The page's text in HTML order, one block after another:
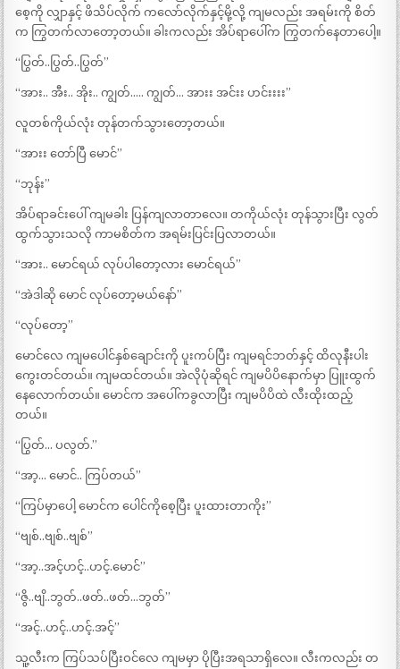
စေ့ကို လျှာနှင့် ဖိသိပ်လိုက် ကလော်လိုက်နှင့်မို့လို့ ကျမလည်း အရမ်းကို စိတ်
က ကြွတက်လာတော့တယ်။ ခါးကလည်း အိပ်ရာပေါ်က ကြွတက်နေတာပေါ့။
“ပြွတ်..ပြွတ်..ပြွတ်”
“အား.. အီး.. အိုး.. ကျွတ်….. ကျွတ်… အားး အင်းး ဟင်းးးး”
လူတစ်ကိုယ်လုံး တုန်တက်သွားတော့တယ်။
“အားး တော်ပြီ မောင်”
“ဘုန်း”
အိပ်ရာခင်းပေါ် ကျမခါး ပြန်ကျလာတာလေ။ တကိုယ်လုံး တုန်သွားပြီး လွတ်
ထွက်သွားသလို ကာမစိတ်က အရမ်းပြင်းပြလာတယ်။
“အား.. မောင်ရယ် လုပ်ပါတော့လား မောင်ရယ်”
“အဲဒါဆို မောင် လုပ်တော့မယ်နော်”
“လုပ်တော့”
မောင်လေ ကျမပေါင်နှစ်ချောင်းကို ပူးကပ်ပြီး ကျမရင်ဘတ်နှင့် ထိလုနီးပါး
ကွေးတင်တယ်။ ကျမထင်တယ်။ အဲလိုပုံဆိုရင် ကျမပိပိနောက်မှာ ပြူးထွက်
နေလောက်တယ်။ မောင်က အပေါ်ကခွလာပြီး ကျမပိပိထဲ လီးထိုးထည့်
တယ်။
“ပြွတ်… ပလွတ်.”
“အာ့… မောင်.. ကြပ်တယ်”
“ကြပ်မှာပေါ့ မောင်က ပေါင်ကိုစေ့ပြီး ပူးထားတာကိုး”
“ဗျစ်..ဗျစ်..ဗျစ်”
“အာ့..အင့်ဟင့်..ဟင့်.မောင်”
“ဇွိ..ဗျိ..ဘွတ်..ဖတ်..ဖတ်…ဘွတ်”
“အင့်..ဟင့်..ဟင့်.အင့်”
သူ့လီးက ကြပ်သပ်ပြီးဝင်လေ ကျမမှာ ပိုပြီးအရသာရှိလေ။ လီးကလည်း တ